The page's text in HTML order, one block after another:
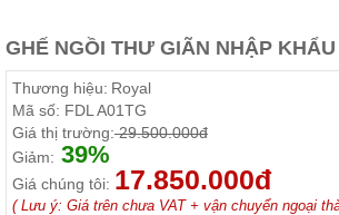
Thất
Phòng
Ngủ
Giường
ngủ, tủ
áo, bàn
trang
điểm
GHẾ NGỒI THƯ GIÃN NHẬP
Thương hiệu: Royal
Mã số: FDL A01TG
Giá thị trường:29.500.000đ
Giảm: 39%
Giá chúng tôi: 17.850.000đ
( Lưu ý: Giá trên chưa VAT + vận chuyển ngoại